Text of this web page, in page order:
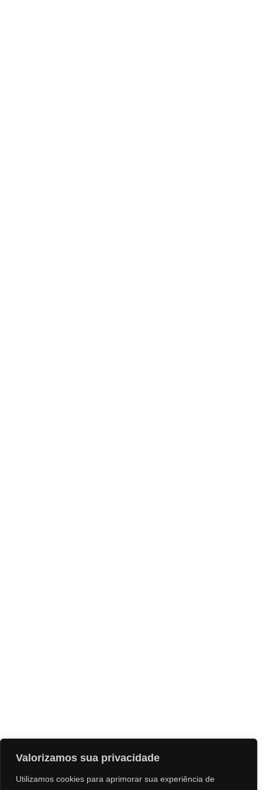
Valorizamos sua privacidade
Utilizamos cookies para aprimorar sua experiência de